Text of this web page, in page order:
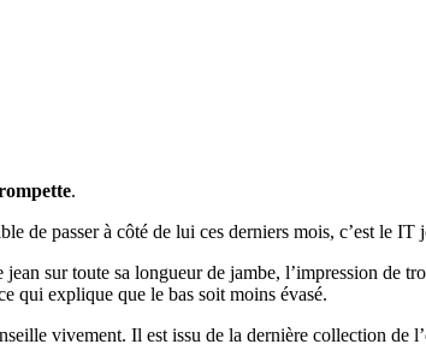
.
de passer à côté de lui ces derniers mois, c’est le IT
sur toute sa longueur de jambe, l’impression de
qui explique que le bas soit moins évasé.
vivement. Il est issu de la dernière collection de